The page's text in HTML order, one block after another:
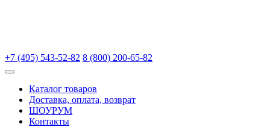
+7 (495) 543-52-82 8 (800) 200-65-82
Каталог товаров
Доставка, оплата, возврат
ШОУРУМ
Контакты